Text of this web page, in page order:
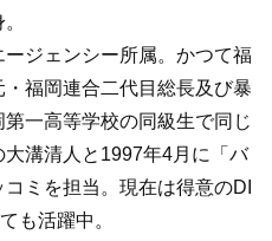
ジェンシー所属。かつて福
福岡連合二代目総長及び暴
一高等学校の同級生で同じ
溝清人と1997年4月に「バ
ミを担当。現在は得意のDI
も活躍中。